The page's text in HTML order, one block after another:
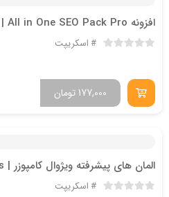
اسکریپت
تومان177,000
اسکریپت